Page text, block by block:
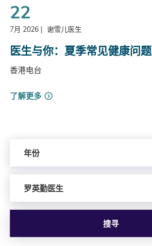
22
7月 2026 | 谢雪儿医生
医生与你：夏季常见健康问题
香港电台
了解更多
年份
罗英勤医生
搜寻